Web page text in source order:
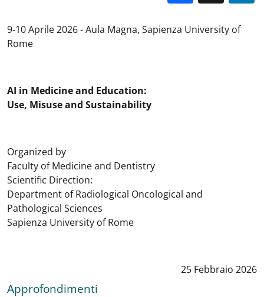
9-10 Aprile 2026 - Aula Magna, Sapienza University of
Rome
AI in Medicine and Education:
Use, Misuse and Sustainability
Organized by
Faculty of Medicine and Dentistry
Scientific Direction:
Department of Radiological Oncological and
Pathological Sciences
Sapienza University of Rome
Data notizia:
25 Febbraio 2026
Approfondimenti